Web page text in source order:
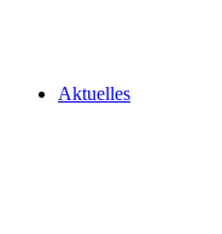
Aktuelles